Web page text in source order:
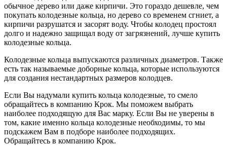
обычное дерево или даже кирпичи. Это гораздо дешевле, чем
покупать колодезные кольца, но дерево со временем сгниет, а
кирпичи разрушатся и засорят воду. Чтобы колодец простоял
долго и надежно защищал воду от загрязнений, лучше купить
колодезные кольца.
Колодезные кольца выпускаются различных диаметров. Также
есть так называемые доборные кольца, которые используются
для создания нестандартных размеров колодцев.
Если Вы надумали купить кольца колодезные, то смело
обращайтесь в компанию Крок. Мы поможем выбрать
наиболее подходящую для Вас марку. Если Вы не уверены в
том, какие именно кольца колодезные необходимы, то мы
подскажем Вам в подборе наиболее подходящих.
Обращайтесь в компанию Крок.